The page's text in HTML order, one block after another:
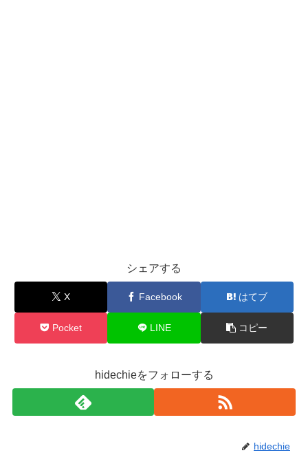
シェアする
X Facebook はてブ
Pocket LINE コピー
hidechieをフォローする
hidechie